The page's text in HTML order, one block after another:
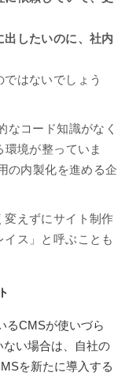
出したいのに、社内
はないでしょう
なコード知識がなく
境が整っていま
の内製化を進める企
変えずにサイト制作
ス」と呼ぶことも
るCMSが使いづら
い場合は、自社の
を新たに導入する